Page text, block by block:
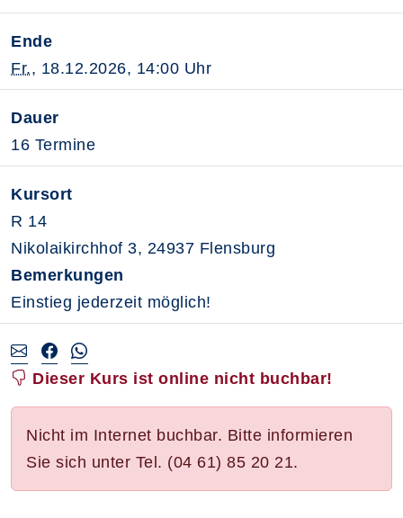
Ende
Fr., 18.12.2026, 14:00 Uhr
Dauer
16 Termine
Kursort
R 14
Nikolaikirchhof 3, 24937 Flensburg
Bemerkungen
Einstieg jederzeit möglich!
Dieser Kurs ist online nicht buchbar!
Nicht im Internet buchbar. Bitte informieren
Sie sich unter Tel. (04 61) 85 20 21.